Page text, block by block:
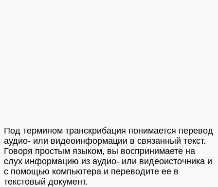
Под термином транскрибация понимается перевод
аудио- или видеоинформации в связанный текст.
Говоря простым языком, вы воспринимаете на
слух информацию из аудио- или видеоисточника и
с помощью компьютера и переводите ее в
текстовый документ.